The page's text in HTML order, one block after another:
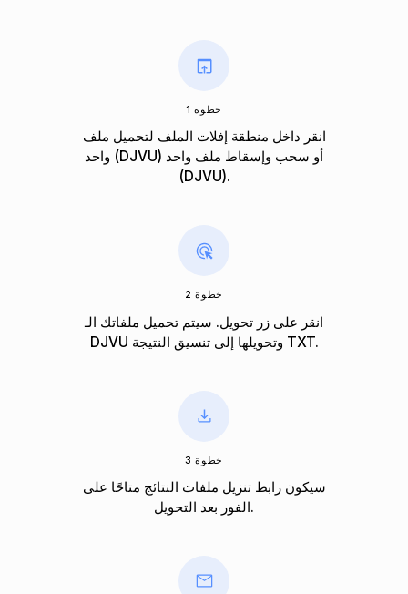
خطوة 1
انقر داخل منطقة إفلات الملف لتحميل ملف
واحد (DJVU) أو سحب وإسقاط ملف واحد
(DJVU).
خطوة 2
انقر على زر تحويل. سيتم تحميل ملفاتك الـ
DJVU وتحويلها إلى تنسيق النتيجة TXT.
خطوة 3
سيكون رابط تنزيل ملفات النتائج متاحًا على
الفور بعد التحويل.